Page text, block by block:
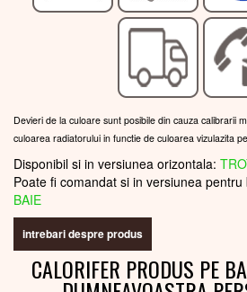
Devieri de la culoare sunt posibile din cauza calibrarii
culoarea radiatorului in functie de culoarea vizulazita
Disponibil si in versiunea orizontala:
Poate fi comandat si in versiunea pentru
BAIE
intrebari despre produs
CALORIFER PRODUS PE